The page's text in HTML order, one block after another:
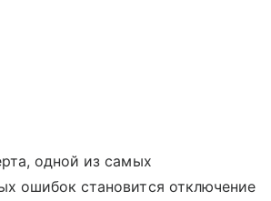
одной из самых
ошибок становится отключение